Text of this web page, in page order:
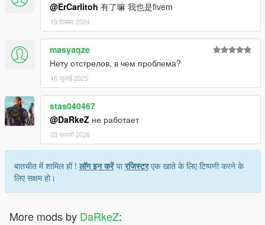
@ErCarlitoh 有了嘛 我也是fivem
19 दिसंबर 2024
masyaqze
Нету отстрелов, в чем проблема?
16 जुलाई 2025
stas040467
@DaRkeZ не работает
03 फरवरी 2026
बातचीत में शामिल हों !लॉग इन करेंयारजिस्टरएक खाते के लिए टिप्पणी करने के
लिए सक्षम हो।
More mods by DaRkeZ: